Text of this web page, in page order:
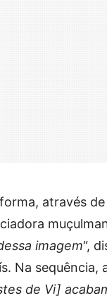
através
imagem“,
Na sequência,
de Vi]